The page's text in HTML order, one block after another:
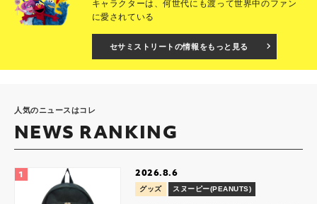
キャラクターは、何世代にも渡って世界中のファン
に愛されている
セサミストリートの情報をもっと見る
人気のニュースはコレ
NEWS RANKING
2026.8.6
グッズ スヌーピー(PEANUTS)